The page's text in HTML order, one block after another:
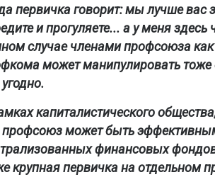
первичка говорит: мы лучше вас
и прогуляете... а у меня
случае членами профсоюза
может манипулировать тоже
капиталистического
профсоюз может быть
финансовых
крупная первичка на отдельном